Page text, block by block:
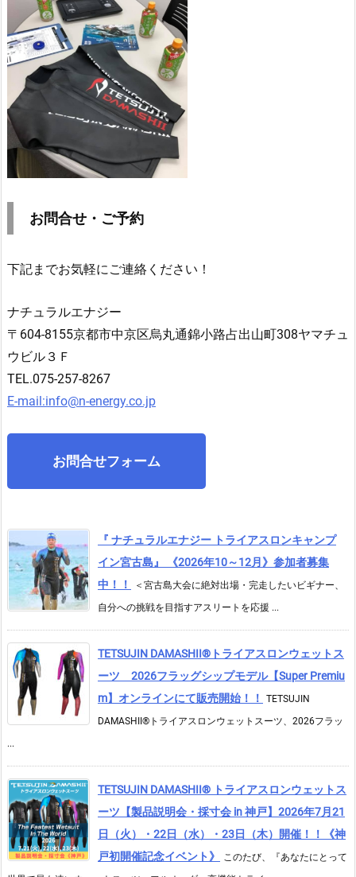
お問合せ・ご予約
下記までお気軽にご連絡ください！
ナチュラルエナジー
〒604-8155京都市中京区烏丸通錦小路占出山町308ヤマチュ
ウビル３Ｆ
TEL.075-257-8267
E-mail:info@n-energy.co.jp
お問合せフォーム
『 ナチュラルエナジー トライアスロンキャンプ
イン宮古島』 《2026年10～12月》参加者募集
中！！
＜宮古島大会に絶対出場・完走したいビギナー、
自分への挑戦を目指すアスリートを応援 ...
TETSUJIN DAMASHII®︎トライアスロンウェットス
ーツ 2026フラッグシップモデル【Super Premiu
m】オンラインにて販売開始！！
TETSUJIN
DAMASHII®トライアスロンウェットスーツ、2026フラッ
...
TETSUJIN DAMASHII® トライアスロンウェットス
ーツ【製品説明会・採寸会 in 神戸】2026年7月21
日（火）・22日（水）・23日（木）開催！！《神
戸初開催記念イベント》
このたび、『あなたにとって